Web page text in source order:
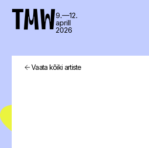
TMW9.—12.
aprill
2026
Vaata kõiki artiste